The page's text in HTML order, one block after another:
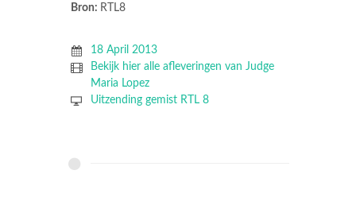
Bron: RTL8
18 April 2013
Bekijk hier alle afleveringen van Judge
Maria Lopez
Uitzending gemist RTL 8